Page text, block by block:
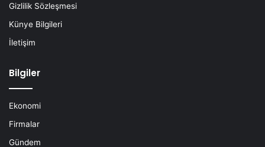
Gizlilik Sözleşmesi
Künye Bilgileri
İletişim
Bilgiler
Ekonomi
Firmalar
Gündem